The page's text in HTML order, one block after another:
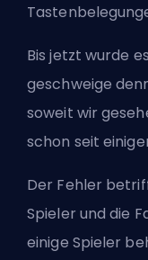
Bis jetzt wurde
geschweige
soweit wir
schon seit
Der Fehler
Spieler und die
einige Spieler